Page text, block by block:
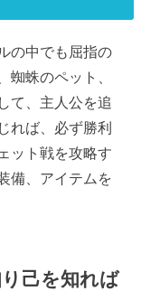
の中でも屈指の
蜘蛛のペット、
て、主人公を追
れば、必ず勝利
ット戦を攻略す
備、アイテムを
己を知れば